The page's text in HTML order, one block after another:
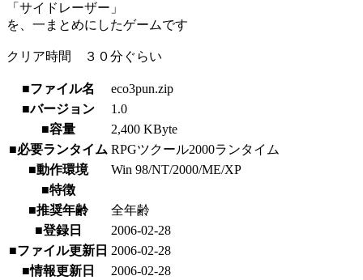
「サイドレーザー」
を、一まとめにしたゲームです
クリア時間 ３０分ぐらい
■ファイル名
eco3pun.zip
■バージョン
1.0
■容量
2,400 KByte
■必要ランタイム RPGツクール2000ランタイム
■動作環境
Win 98/NT/2000/ME/XP
■特徴
■推奨年齢
全年齢
■登録日
2006-02-28
■ファイル更新日 2006-02-28
■情報更新日
2006-02-28